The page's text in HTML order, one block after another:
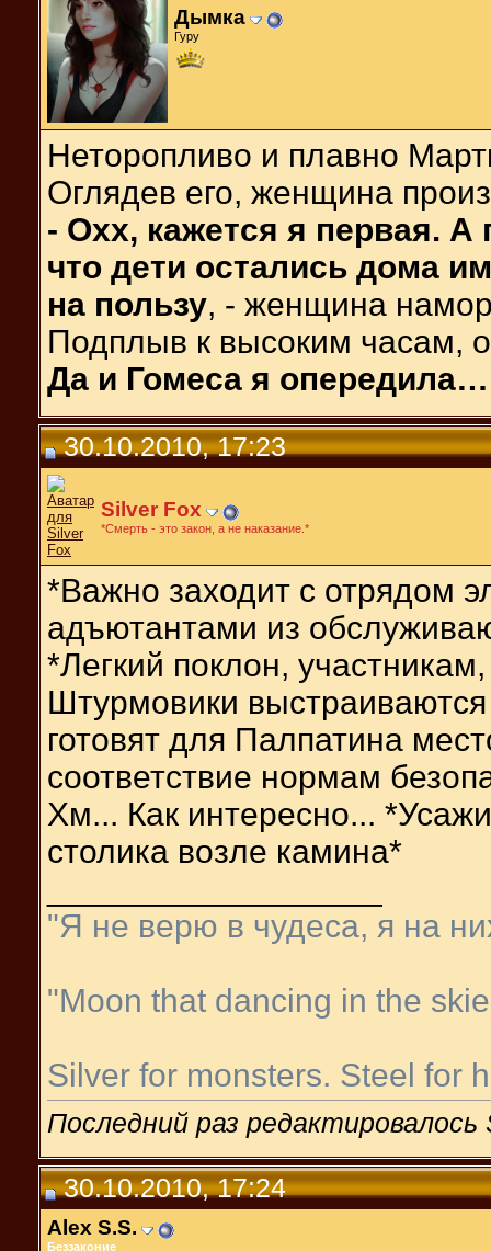
Дымка
Гуру
Неторопливо и плавно
Оглядев его, женщина
- Охх, кажется я первая.
что дети остались дома
на пользу, - женщина
Подплыв к высоким часам,
Да и Гомеса я опередила…
30.10.2010, 17:23
Silver Fox
*Смерть - это закон, а не наказание.*
*Важно заходит с отрядом
адъютантами из
*Легкий поклон,
Штурмовики
готовят для Палпатина
соответствие нормам
Хм... Как интересно...
столика возле камина*
"Я не верю в чудеса, я на
"Moon that dancing in the
Silver for monsters. Steel for
Последний раз
30.10.2010, 17:24
Alex S.S.
Беззаконие